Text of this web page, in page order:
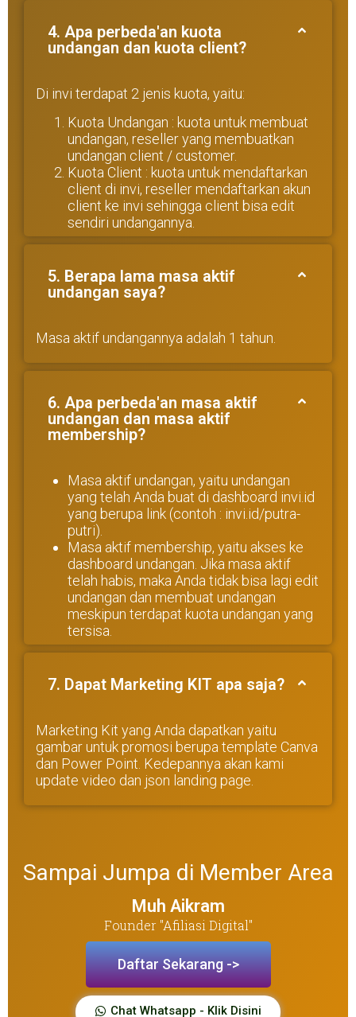
4. Apa perbeda'an kuota
undangan dan kuota client?
Di invi terdapat 2 jenis kuota, yaitu:
Kuota Undangan : kuota untuk membuat
undangan, reseller yang membuatkan
undangan client / customer.
Kuota Client : kuota untuk mendaftarkan
client di invi, reseller mendaftarkan akun
client ke invi sehingga client bisa edit
sendiri undangannya.
5. Berapa lama masa aktif
undangan saya?
Masa aktif undangannya adalah 1 tahun.
6. Apa perbeda'an masa aktif
undangan dan masa aktif
membership?
Masa aktif undangan, yaitu undangan
yang telah Anda buat di dashboard invi.id
yang berupa link (contoh : invi.id/putra-
putri).
Masa aktif membership, yaitu akses ke
dashboard undangan. Jika masa aktif
telah habis, maka Anda tidak bisa lagi edit
undangan dan membuat undangan
meskipun terdapat kuota undangan yang
tersisa.
7. Dapat Marketing KIT apa saja?
Marketing Kit yang Anda dapatkan yaitu
gambar untuk promosi berupa template Canva
dan Power Point. Kedepannya akan kami
update video dan json landing page.
Sampai Jumpa di Member Area
Muh Aikram
Founder "Afiliasi Digital"
Daftar Sekarang ->
Chat Whatsapp - Klik Disini